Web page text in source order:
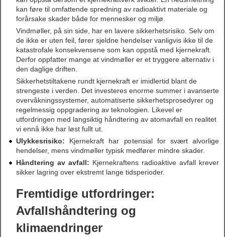
kan føre til omfattende spredning av radioaktivt materiale og
forårsake skader både for mennesker og miljø.
Vindmøller, på sin side, har en lavere sikkerhetsrisiko. Selv om
de ikke er uten feil, fører sjeldne hendelser vanligvis ikke til de
katastrofale konsekvensene som kan oppstå med kjernekraft.
Derfor oppfatter mange at vindmøller er et tryggere alternativ i
den daglige driften.
Sikkerhetstiltakene rundt kjernekraft er imidlertid blant de
strengeste i verden. Det investeres enorme summer i avanserte
overvåkningssystemer, automatiserte sikkerhetsprosedyrer og
regelmessig oppgradering av teknologien. Likevel er
utfordringen med langsiktig håndtering av atomavfall en realitet
vi ennå ikke har løst fullt ut.
Ulykkesrisiko: Kjernekraft har potensial for svært alvorlige
hendelser, mens vindmøller typisk medfører mindre skader.
Håndtering av avfall: Kjernekraftens radioaktive avfall krever
sikker lagring over ekstremt lange tidsperioder.
Fremtidige utfordringer:
Avfallshåndtering og
klimaendringer